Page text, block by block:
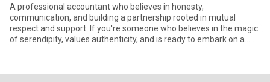
A professional accountant who believes in honesty,
communication, and building a partnership rooted in mutual
respect and support. If you're someone who believes in the magic
of serendipity, values authenticity, and is ready to embark on a